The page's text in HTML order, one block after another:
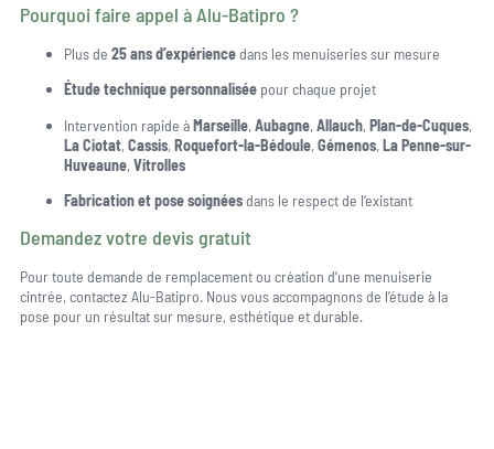
Pourquoi faire appel à Alu-Batipro ?
Plus de 25 ans d’expériencedans les menuiseries sur mesure
Étude technique personnaliséepour chaque projet
Intervention rapide àMarseille, Aubagne, Allauch, Plan-de-Cuques,
La Ciotat, Cassis, Roquefort-la-Bédoule, Gémenos, La Penne-sur-
Huveaune, Vitrolles
Fabrication et pose soignéesdans le respect de l’existant
Demandez votre devis gratuit
Pour toute demande de remplacement ou création d’une menuiserie
cintrée, contactez Alu-Batipro. Nous vous accompagnons de l’étude à la
pose pour un résultat sur mesure, esthétique et durable.